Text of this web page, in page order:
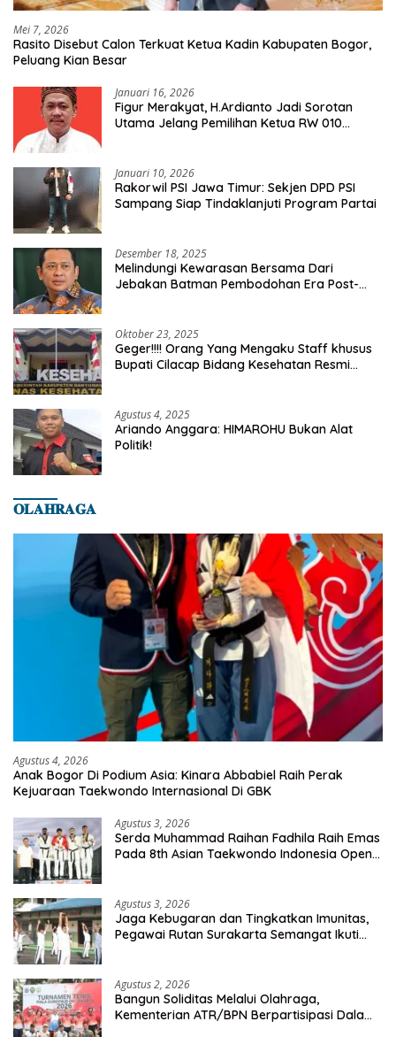
Mei 7, 2026
Rasito Disebut Calon Terkuat Ketua Kadin Kabupaten Bogor,
Peluang Kian Besar
Januari 16, 2026
Figur Merakyat, H.Ardianto Jadi Sorotan
Utama Jelang Pemilihan Ketua RW 010
Januari 10, 2026
Rakorwil PSI Jawa Timur: Sekjen DPD PSI
Sampang Siap Tindaklanjuti Program Partai
Desember 18, 2025
Melindungi Kewarasan Bersama Dari
Jebakan Batman Pembodohan Era Post-
Oktober 23, 2025
Geger!!!! Orang Yang Mengaku Staff khusus
Bupati Cilacap Bidang Kesehatan Resmi
Agustus 4, 2025
Ariando Anggara: HIMAROHU Bukan Alat
Politik!
𝐎𝐋𝐀𝐇𝐑𝐀𝐆𝐀
Agustus 4, 2026
Anak Bogor Di Podium Asia: Kinara Abbabiel Raih Perak
Kejuaraan Taekwondo Internasional Di GBK
Agustus 3, 2026
Serda Muhammad Raihan Fadhila Raih Emas
Pada 8th Asian Taekwondo Indonesia Open
Agustus 3, 2026
Jaga Kebugaran dan Tingkatkan Imunitas,
Pegawai Rutan Surakarta Semangat Ikuti
Agustus 2, 2026
Bangun Soliditas Melalui Olahraga,
Kementerian ATR/BPN Berpartisipasi Dalam